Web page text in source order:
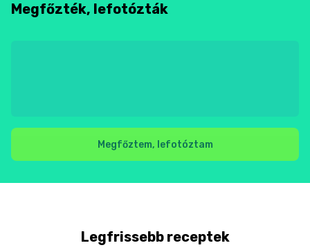
Megfőzték, lefotózták
Megfőztem, lefotóztam
Legfrissebb receptek